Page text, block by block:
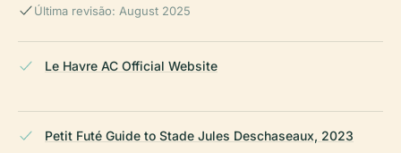
Última revisão: August 2025
Le Havre AC Official Website
Petit Futé Guide to Stade Jules Deschaseaux, 2023